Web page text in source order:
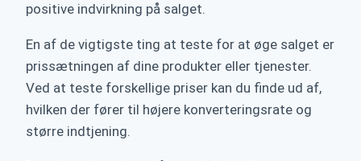
positive indvirkning på salget.
En af de vigtigste ting at teste for at øge salget er
prissætningen af dine produkter eller tjenester.
Ved at teste forskellige priser kan du finde ud af,
hvilken der fører til højere konverteringsrate og
større indtjening.